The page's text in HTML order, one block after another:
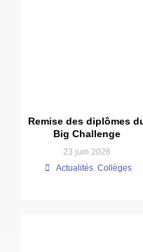
Remise des diplômes
Big Challenge
23 juin 2026
Actualités Collèges